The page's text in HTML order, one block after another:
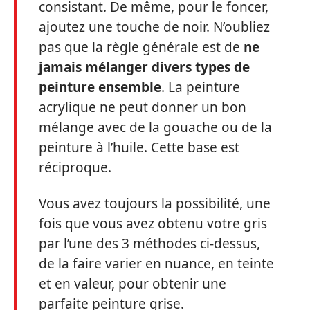
consistant. De même, pour le foncer,
ajoutez une touche de noir. N’oubliez
pas que la règle générale est de ne
jamais mélanger divers types de
peinture ensemble. La peinture
acrylique ne peut donner un bon
mélange avec de la gouache ou de la
peinture à l’huile. Cette base est
réciproque.
Vous avez toujours la possibilité, une
fois que vous avez obtenu votre gris
par l’une des 3 méthodes ci-dessus,
de la faire varier en nuance, en teinte
et en valeur, pour obtenir une
parfaite peinture grise.